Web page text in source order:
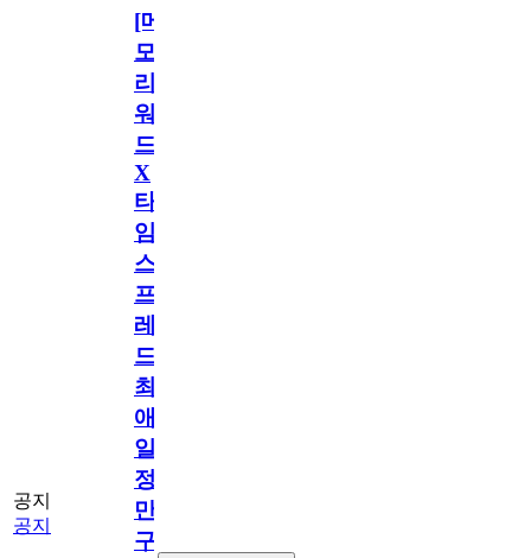
공지
공지
[메
모
리
워
드
X
타
임
스
프
레
드]
최
애
일
정
만
구